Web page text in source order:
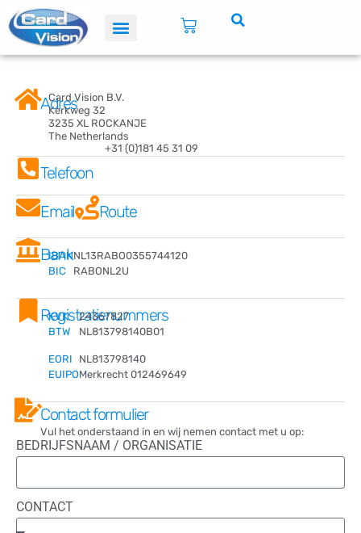
Adres
Card Vision B.V.
Kerkweg 32
3235 XL ROCKANJE
The Netherlands
Telefoon
+31 (0)181 45 31 09
Email Route
Bank
IBAN
BIC
NL13RABO0355744120
RABONL2U
Registratienummers
KVK
BTW
EORI
EUIPO
24367827
NL813798140B01
NL813798140
Merkrecht 012469649
Contact formulier
Vul het onderstaand in en wij nemen contact met u op:
BEDRIJFSNAAM / ORGANISATIE
CONTACT